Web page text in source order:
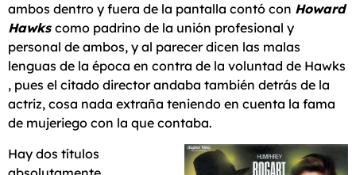
ambos dentro y fuera de la pantalla contó con Howard
Hawks como padrino de la unión profesional y
personal de ambos, y al parecer dicen las malas
lenguas de la época en contra de la voluntad de Hawks
, pues el citado director andaba también detrás de la
actriz, cosa nada extraña teniendo en cuenta la fama
de mujeriego con la que contaba.
Hay dos títulos